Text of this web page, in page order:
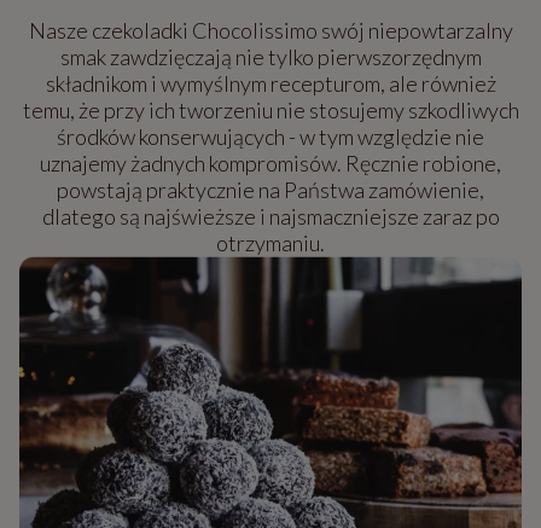
Nasze czekoladki Chocolissimo swój niepowtarzalny
smak zawdzięczają nie tylko pierwszorzędnym
składnikom i wymyślnym recepturom, ale również
temu, że przy ich tworzeniu nie stosujemy szkodliwych
środków konserwujących - w tym względzie nie
uznajemy żadnych kompromisów. Ręcznie robione,
powstają praktycznie na Państwa zamówienie,
dlatego są najświeższe i najsmaczniejsze zaraz po
otrzymaniu.